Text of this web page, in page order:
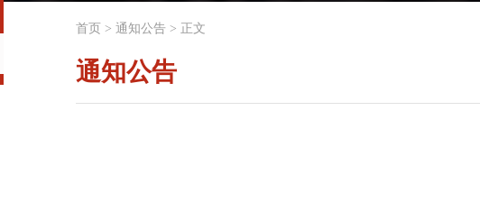
首页 > 通知公告 > 正文
通知公告